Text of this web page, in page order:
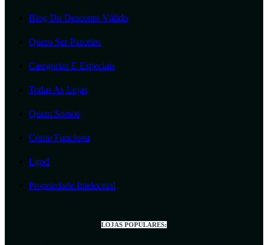
Blog Do Desconto Válido
Quero Ser Parceiro
Categorias E Especiais
Todas As Lojas
Quem Somos
Como Funciona
Lgpd
Propriedade Intelectual
LOJAS POPULARES: